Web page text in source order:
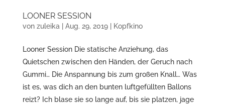
LOONER SESSION
von zuleika Aug. 29, 2019| Kopfkino
Looner Session Die statische Anziehung, das
Quietschen zwischen den Händen, der Geruch nach
Gummi… Die Anspannung bis zum großen Knall… Was
ist es, was dich an den bunten luftgefüllten Ballons
reizt? Ich blase sie so lange auf, bis sie platzen, jage